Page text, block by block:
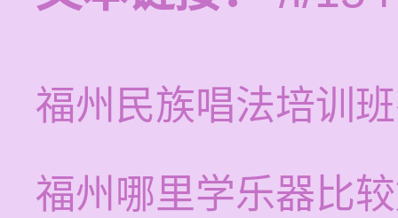
福州民族唱法培训
福州哪里学乐器比